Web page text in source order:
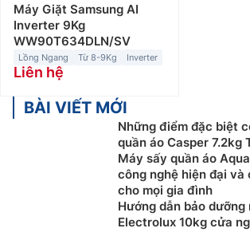
Máy Giặt Samsung AI
Inverter 9Kg
WW90T634DLN/SV
Lồng Ngang Từ 8-9Kg Inverter
Liên hệ
BÀI VIẾT MỚI
Những điểm đặc biệt
quần áo Casper 7.2kg
Máy sấy quần áo
công nghệ hiện đại và
cho mọi gia đình
Hướng dẫn bảo dưỡng
Electrolux 10kg cửa